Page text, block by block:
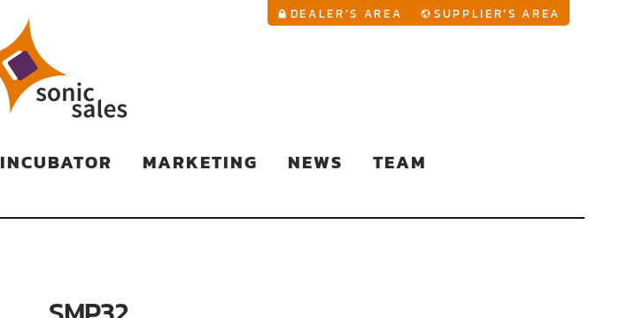
DEALER’S AREA SUPPLIER’S AREA
INCUBATOR MARKETING NEWS TEAM